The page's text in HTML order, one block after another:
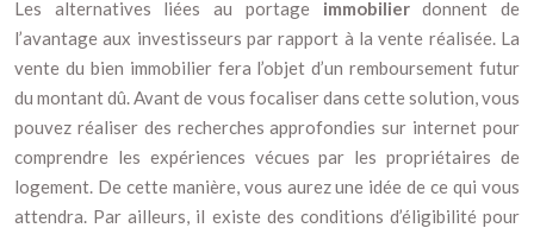
Les alternatives liées au portage immobilierdonnent de
l’avantage aux investisseurs par rapport à la vente réalisée. La
vente du bien immobilier fera l’objet d’un remboursement futur
du montant dû. Avant de vous focaliser dans cette solution, vous
pouvez réaliser des recherches approfondies sur internet pour
comprendre les expériences vécues par les propriétaires de
logement. De cette manière, vous aurez une idée de ce qui vous
attendra. Par ailleurs, il existe des conditions d’éligibilité pour